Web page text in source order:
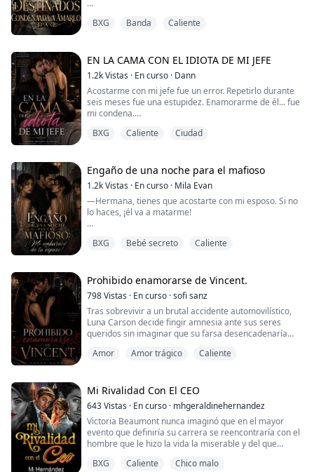
importante de su carrera terminaría llevándola a los
Damiano Thompson no cree en el destino, solo en el
poder, hasta que una mujer casada, brillante y tan
indomable como hermosa despierta en él una
obsesión capaz de poner en riesgo to...
BXG Banda Caliente
EN LA CAMA CON EL IDIOTA DE MI JEFE
1.2kVistas · En curso · Dann
Acostarme con mi jefe fue un error. Repetirlo durante
seis meses fue una estupidez. Enamorarme de él... fue
mi condena.
Jade Morel tenía dos reglas muy simples: nunca
poderoso, arrogante e insoportable de toda la
empresa.
Las dos terminaron rotas.
Después de meses manteniendo una relación secreta
BXG Caliente Ciudad
Engaño de una noche para el mafioso
1.2kVistas · En curso · Mila Evan
—Hermana, tienes que acostarte con mi esposo. Si no
lo haces, ¡él va a matarme!
crimen y violencia. Cuando su abuelo le exige casarse
ordene, sin replicar; tiene que ser obediente, leal y,
sobretodo, pura. Es así como eligen a Verónica, la hij...
BXG Bebé secreto Caliente
Prohibido enamorarse de Vincent.
798Vistas · En curso ·sofi sanz
Tras sobrevivir a un brutal accidente automovilístico,
Luna Carson decide fingir amnesia ante sus seres
queridos sin imaginar que su farsa desencadenaría
prometido aprovecha la oportunidad para abandonar
que él es su verdadero novio.
Obligada...
Amor Amor trágico Caliente
Mi Rivalidad Con El CEO
643Vistas · En curso · mhgeraldinehernandez
Victoria Beaumont nunca imaginó que en el mayor
evento que definiría su carrera se reencontraría con el
hombre que le hizo la vida la miserable y del que
contrincante en la competencia de tecnología médica
BXG Caliente Chico malo